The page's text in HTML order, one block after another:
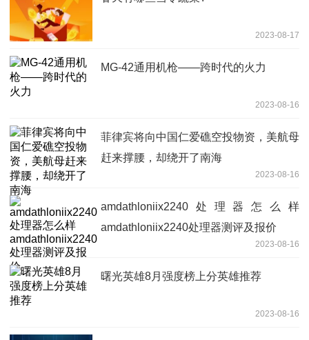
2023-08-17
MG-42通用机枪——跨时代的火力
2023-08-16
菲律宾将向中国仁爱礁空投物资，美航母
赶来撑腰，却绕开了南海
2023-08-16
amdathloniix2240处理器怎么样
amdathloniix2240处理器测评及报价
2023-08-16
曙光英雄8月强度榜上分英雄推荐
2023-08-16